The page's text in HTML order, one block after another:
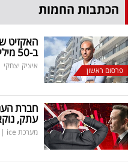
הכתבות החמות
פרסום ראשון
האקזיט
ב-50 מיליון שקל
איציק יצחקי
חברת
עתק,
מערכת ice |